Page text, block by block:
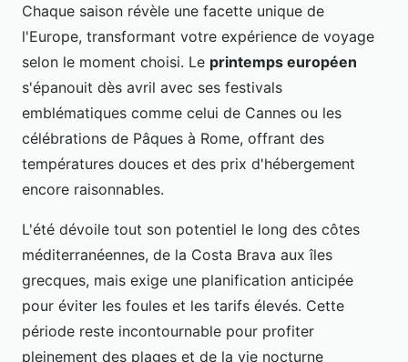
Chaque saison révèle une facette unique de
l'Europe, transformant votre expérience de voyage
selon le moment choisi. Le printemps européen
s'épanouit dès avril avec ses festivals
emblématiques comme celui de Cannes ou les
célébrations de Pâques à Rome, offrant des
températures douces et des prix d'hébergement
encore raisonnables.
L'été dévoile tout son potentiel le long des côtes
méditerranéennes, de la Costa Brava aux îles
grecques, mais exige une planification anticipée
pour éviter les foules et les tarifs élevés. Cette
période reste incontournable pour profiter
pleinement des plages et de la vie nocturne